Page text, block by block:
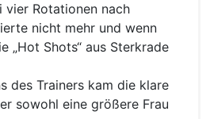
vier Rotationen nach
nicht mehr und wenn
„Hot Shots“ aus Sterkrade
des Trainers kam die klare
sowohl eine größere Frau